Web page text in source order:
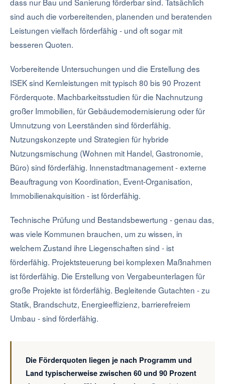
sind auch die vorbereitenden, planenden und beratenden
Leistungen vielfach förderfähig - und oft sogar mit
besseren Quoten.
Vorbereitende Untersuchungen und die Erstellung des
ISEK sind Kernleistungen mit typisch 80 bis 90 Prozent
Förderquote. Machbarkeitsstudien für die Nachnutzung
großer Immobilien, für Gebäudemodernisierung oder für
Umnutzung von Leerständen sind förderfähig.
Nutzungskonzepte und Strategien für hybride
Nutzungsmischung (Wohnen mit Handel, Gastronomie,
Büro) sind förderfähig. Innenstadtmanagement - externe
Beauftragung von Koordination, Event-Organisation,
Immobilienakquisition - ist förderfähig.
Technische Prüfung und Bestandsbewertung - genau das,
was viele Kommunen brauchen, um zu wissen, in
welchem Zustand ihre Liegenschaften sind - ist
förderfähig. Projektsteuerung bei komplexen Maßnahmen
ist förderfähig. Die Erstellung von Vergabeunterlagen für
große Projekte ist förderfähig. Begleitende Gutachten - zu
Statik, Brandschutz, Energieeffizienz, barrierefreiem
Umbau - sind förderfähig.
Die Förderquoten liegen je nach Programm und
Land typischerweise zwischen 60 und 90 Prozent